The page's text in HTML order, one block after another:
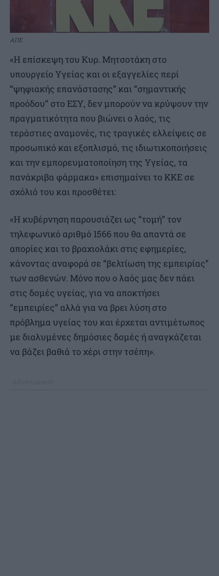
ΑΠΕ
«Η επίσκεψη του Κυρ. Μητσοτάκη στο
υπουργείο Υγείας και οι εξαγγελίες περί
“ψηφιακής επανάστασης” και “σημαντικής
προόδου” στο ΕΣΥ, δεν μπορούν να κρύψουν την
πραγματικότητα που βιώνει ο λαός, τις
τεράστιες αναμονές, τις τραγικές ελλείψεις σε
προσωπικό και εξοπλισμό, τις ιδιωτικοποιήσεις
και την εμπορευματοποίηση της Υγείας, τα
πανάκριβα φάρμακα» επισημαίνει το ΚΚΕ σε
σχόλιό του και προσθέτει:
«Η κυβέρνηση παρουσιάζει ως “τομή” τον
τηλεφωνικό αριθμό 1566 που θα απαντά σε
απορίες και το βραχιολάκι στις εφημερίες,
κάνοντας αναφορά σε “βελτίωση της εμπειρίας”
των ασθενών. Μόνο που ο λαός μας δεν πάει
στις δομές υγείας, για να αποκτήσει
“εμπειρίες” αλλά για να βρει λύση στο
πρόβλημα υγείας του και έρχεται αντιμέτωπος
με διαλυμένες δημόσιες δομές ή αναγκάζεται
να βάζει βαθιά το χέρι στην τσέπη».